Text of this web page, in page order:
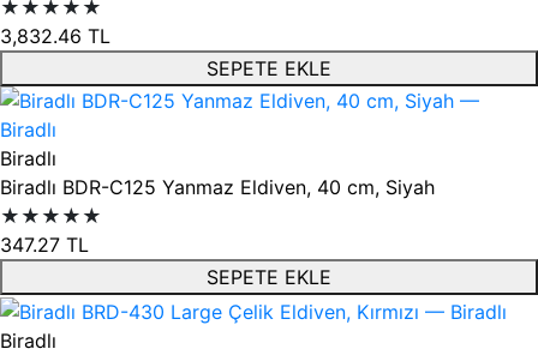
★★★★★
3,832.46 TL
SEPETE EKLE
Biradlı
Biradlı BDR-C125 Yanmaz Eldiven, 40 cm, Siyah
★★★★★
347.27 TL
SEPETE EKLE
Biradlı